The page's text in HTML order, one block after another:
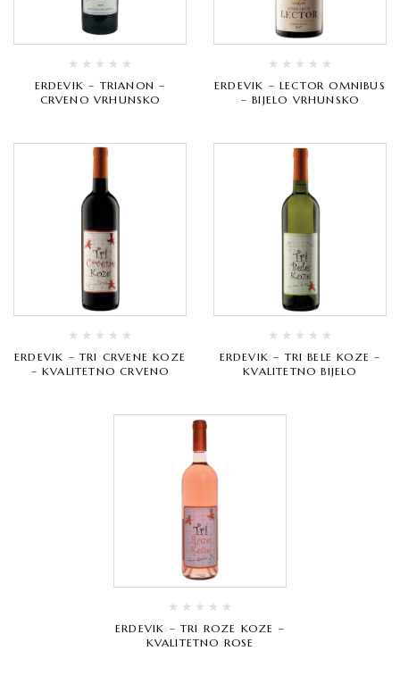
ERDEVIK – TRIANON –
CRVENO VRHUNSKO
ERDEVIK – LECTOR OMNIBUS
– BIJELO VRHUNSKO
ERDEVIK – TRI CRVENE KOZE
– KVALITETNO CRVENO
ERDEVIK – TRI BELE KOZE –
KVALITETNO BIJELO
ERDEVIK – TRI ROZE KOZE –
KVALITETNO ROSE